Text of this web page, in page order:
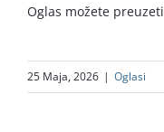
Oglas možete preuzeti
25 Maja, 2026 | Oglasi